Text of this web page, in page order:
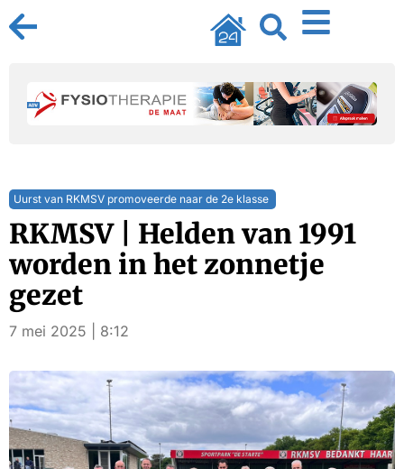
Uurst van RKMSV promoveerde naar de 2e klasse
RKMSV | Helden van 1991
worden in het zonnetje
gezet
7 mei 2025 | 8:12